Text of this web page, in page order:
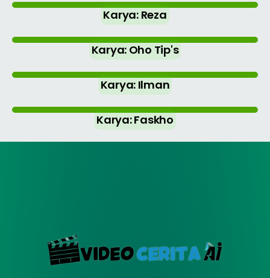
Karya: Reza
Karya: Oho Tip's
Karya: Ilman
Karya: Faskho